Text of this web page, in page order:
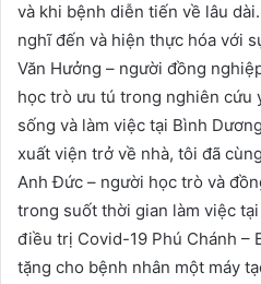
và khi bệnh diễn tiến về lâu
nghĩ đến và hiện thực hóa với
Văn Hưởng – người đồng
học trò ưu tú trong nghiên cứu
sống và làm việc tại Bình
xuất viện trở về nhà, tôi đã
Anh Đức – người học trò và
trong suốt thời gian làm việc
điều trị Covid-19 Phú Chánh –
tặng cho bệnh nhân một máy